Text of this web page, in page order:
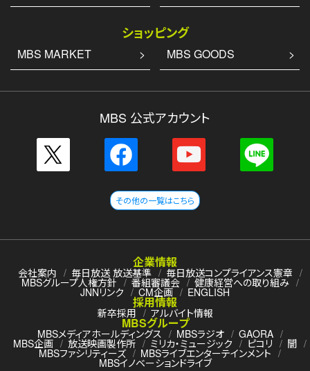
ショッピング
MBS MARKET MBS GOODS
MBS 公式アカウント
その他の一覧はこちら
企業情報
会社案内 毎日放送 放送基準 毎日放送コンプライアンス憲章
MBSグループ人権方針 番組審議会 健康経営への取り組み
JNNリンク CM企画 ENGLISH
採用情報
新卒採用 アルバイト情報
MBSグループ
MBSメディアホールディングス MBSラジオ GAORA
MBS企画 放送映画製作所 ミリカ・ミュージック ピコリ 闇
MBSファシリティーズ MBSライブエンターテインメント
MBSイノベーションドライブ